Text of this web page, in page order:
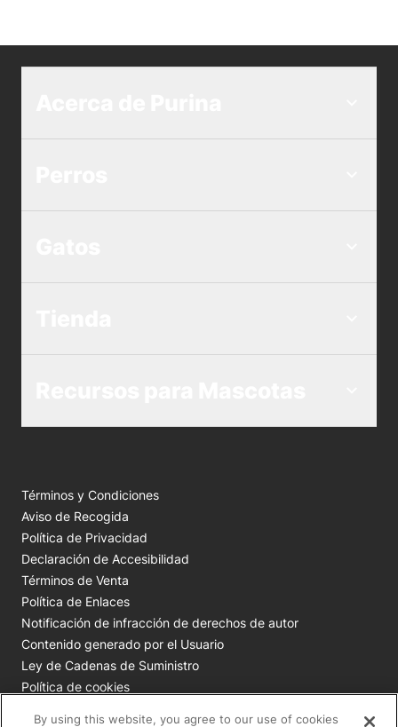
Términos y Condiciones
Aviso de Recogida
Política de Privacidad
Declaración de Accesibilidad
Términos de Venta
Política de Enlaces
Notificación de infracción de derechos de autor
Contenido generado por el Usuario
Ley de Cadenas de Suministro
Política de cookies
By using this website, you agree to our use of cookies